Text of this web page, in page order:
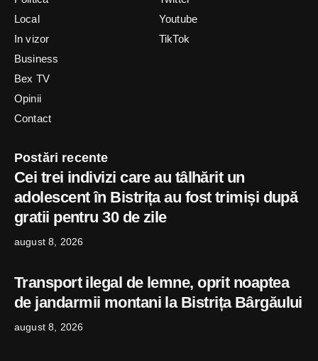
Local
In vizor
Business
Bex TV
Opinii
Contact
Youtube
TikTok
Postări recente
Cei trei indivizi care au tâlhărit un
adolescent în Bistrița au fost trimiși după
gratii pentru 30 de zile
august 8, 2026
Transport ilegal de lemne, oprit noaptea
de jandarmii montani la Bistrița Bârgăului
august 8, 2026